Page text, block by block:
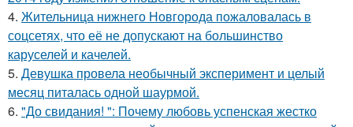
4. Жительница нижнего Новгорода пожаловалась в
соцсетях, что её не допускают на большинство
каруселей и качелей.
5. Девушка провела необычный эксперимент и целый
месяц питалась одной шаурмой.
6. "До свидания! ": Почему любовь успенская жестко